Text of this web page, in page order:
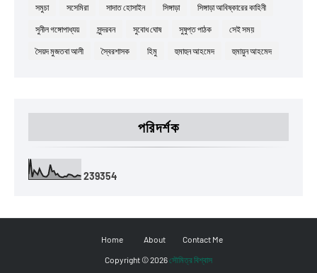
সমুচা সসেমিরা সাদাত হোসাইন সিঙ্গাড়া সিঙ্গাড়া আবিষ্কারের কাহিনী
সুনীল গঙ্গোপাধ্যয় সুন্দরবন সুবোধ ঘোষ সুষুপ্ত পাঠক সেই সময়
সৈয়দ মুজতবা আলী স্বৈরশাসক হিমু হুমাহুন আহমেদ হুমায়ুন আহমেদ
পরিদর্শক
239354
Home About Contact Me
Copyright ©2026সৌমিত্র বিশ্বাস